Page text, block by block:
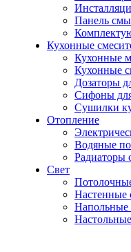
Панель
Кухонные
Кухонные
Кухонные
Дозаторы
Сифоны
Сушилки
Отопление
Водяные
Радиаторы
Свет
Настенные
Напольные